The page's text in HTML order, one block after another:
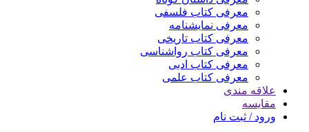
معرفی کتاب فلسفی
معرفی نمایشنامه
معرفی کتاب تاریخی
معرفی کتاب رواشناسی
معرفی کتاب ادبی
معرفی کتاب علمی
علاقه مندی
مقایسه
ورود / ثبت نام